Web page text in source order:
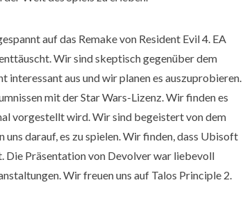
auf das Remake von Resident Evil 4. EA
Wir sind skeptisch gegenüber dem
interessant aus und wir planen es auszuprobieren.
mit der Star Wars-Lizenz. Wir finden es
vorgestellt wird. Wir sind begeistert von dem
darauf, es zu spielen. Wir finden, dass Ubisoft
Die Präsentation von Devolver war liebevoll
Wir freuen uns auf Talos Principle 2.